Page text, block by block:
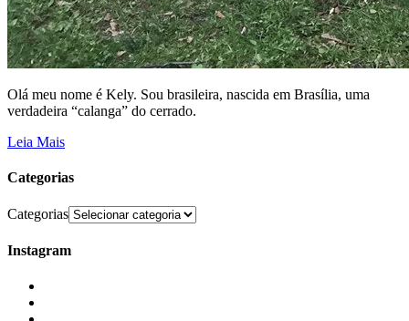
Olá meu nome é Kely. Sou brasileira, nascida em Brasília, uma
verdadeira “calanga” do cerrado.
Leia Mais
Categorias
Categorias
Instagram